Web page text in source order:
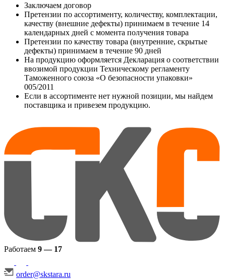
Заключаем договор
Претензии по ассортименту, количеству, комплектации,
качеству (внешние дефекты) принимаем в течение 14
календарных дней с момента получения товара
Претензии по качеству товара (внутренние, скрытые
дефекты) принимаем в течение 90 дней
На продукцию оформляется Декларация о соответствии
ввозимой продукции Техническому регламенту
Таможенного союза «О безопасности упаковки»
005/2011
Если в ассортименте нет нужной позиции, мы найдем
поставщика и привезем продукцию.
Работаем 9 — 17
order@skstara.ru